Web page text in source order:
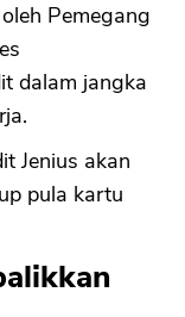
Pemegang
dalam jangka
Jenius akan
pula kartu